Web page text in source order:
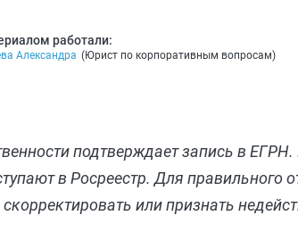
работали:
Александра (Юрист по корпоративным вопросам)
подтверждает запись в
в Росреестр. Для
или признать